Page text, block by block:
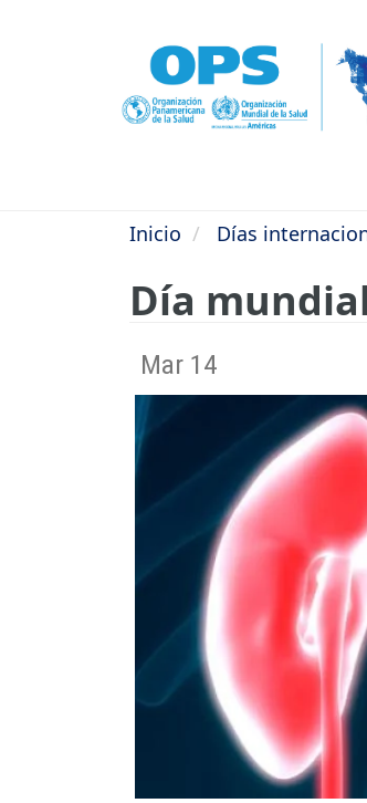
Inicio
Días
Día
Mar 14